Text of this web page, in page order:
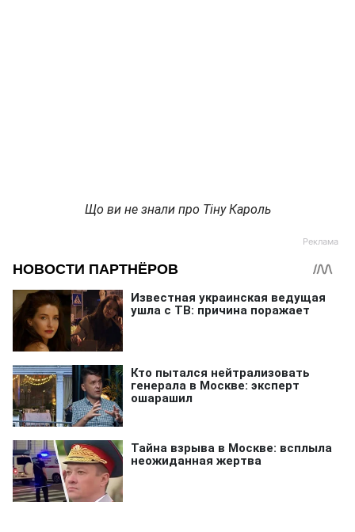
Що ви не знали про Тіну Кароль